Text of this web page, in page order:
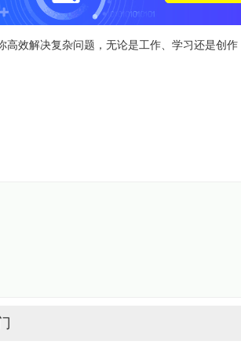
效解决复杂问题，无论是工作、学习还是创作